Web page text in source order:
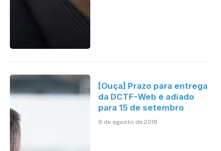
[Ouça] Prazo para entrega
da DCTF-Web é adiado
para 15 de setembro
9 de agosto de 2018